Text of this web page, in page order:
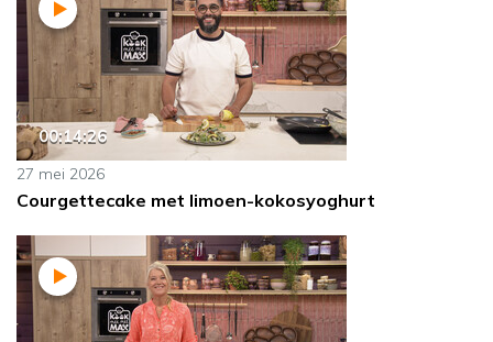
00:14:26
27 mei 2026
Courgettecake met limoen-kokosyoghurt